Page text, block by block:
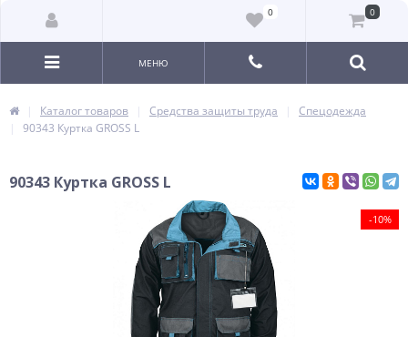
0 0
МЕНЮ
Каталог товаров Средства защиты труда
Спецодежда
90343 Куртка GROSS L
90343 Куртка GROSS L
-10%